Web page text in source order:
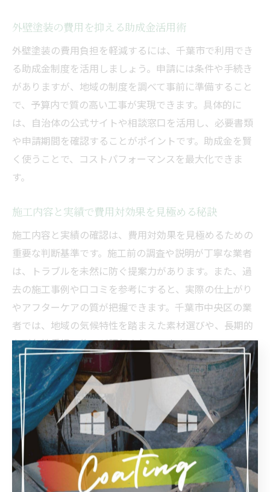
外壁塗装の費用を抑える助成金活用術
外壁塗装の費用負担を軽減するには、千葉市で利用でき
る助成金制度を活用しましょう。申請には条件や手続き
がありますが、地域の制度を調べて事前に準備すること
で、予算内で質の高い工事が実現できます。具体的に
は、自治体の公式サイトや相談窓口を活用し、必要書類
や申請期間を確認することがポイントです。助成金を賢
く使うことで、コストパフォーマンスを最大化できま
す。
施工内容と実績で費用対効果を見極める秘訣
施工内容と実績の確認は、費用対効果を見極めるための
重要な判断基準です。施工前の調査や説明が丁寧な業者
は、トラブルを未然に防ぐ提案力があります。また、過
去の施工事例や口コミを参考にすると、実際の仕上がり
やアフターケアの質が把握できます。千葉市中央区の業
者では、地域の気候特性を踏まえた素材選びや、長期的
な耐久性重視の施工が評価されています。
外壁塗装選びで後悔しないコスト重視の視点
外壁塗装選びで後悔しないためには、単に安さを追求す
るのではなく、総合的なコストパフォーマンスを重視す
ることが大切です。保証やアフターサービス、施工の丁
寧さなど、価格以外の価値にも注目しましょう。コスト
重視でも、信頼できる業者選びや助成金活用を組み合わ